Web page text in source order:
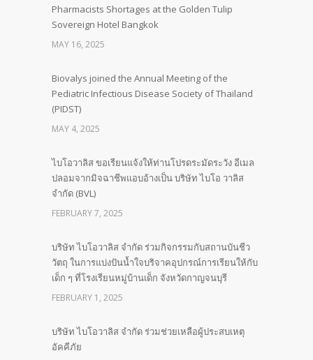
Pharmacists Shortages at the Golden Tulip
Sovereign Hotel Bangkok
MAY 16, 2025
Biovalys joined the Annual Meeting of the
Pediatric Infectious Disease Society of Thailand
(PIDST)
MAY 4, 2025
ไบโอวาลิส ขอเรียนแจ้งให้ท่านโปรดระมัดระวัง อีเมล
ปลอมจากมิจฉาชีพแอบอ้างเป็น บริษัท ไบโอ วาลิส
จำกัด (BVL)
FEBRUARY 7, 2025
บริษัท ไบโอวาลิส จำกัด ร่วมกิจกรรมกับสถานบันชีว
วัตถุ ในการแบ่งปันน้ำใจบริจาคอุปกรณ์การเรียนให้กับ
เด็ก ๆ ที่โรงเรียนหมู่บ้านเด็ก จังหวัดกาญจนบุรี
FEBRUARY 1, 2025
บริษัท ไบโอวาลิส จำกัด ร่วมช่วยเหลือผู้ประสบเหตุ
อัคคีภัย